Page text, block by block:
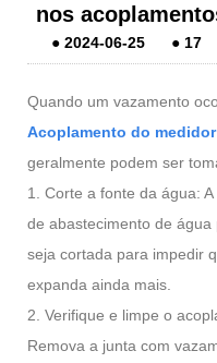
nos
●2024-06-25 ● 17
Quando um vazamento
Acoplamento do
geralmente podem ser
1. Corte a fonte da água:
de abastecimento de
seja cortada para impedir
expanda ainda mais.
2. Verifique e limpe o
Remova a junta com